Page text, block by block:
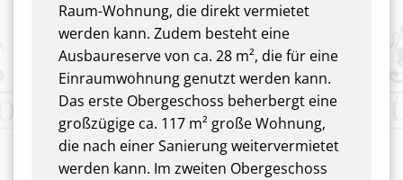
Raum-Wohnung, die direkt vermietet
werden kann. Zudem besteht eine
Ausbaureserve von ca. 28 m², die für eine
Einraumwohnung genutzt werden kann.
Das erste Obergeschoss beherbergt eine
großzügige ca. 117 m² große Wohnung,
die nach einer Sanierung weitervermietet
werden kann. Im zweiten Obergeschoss